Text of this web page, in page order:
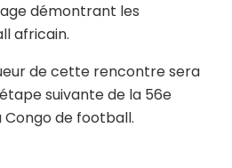
démontrant les
africain.
de cette rencontre sera
suivante de la 56e
Congo de football.